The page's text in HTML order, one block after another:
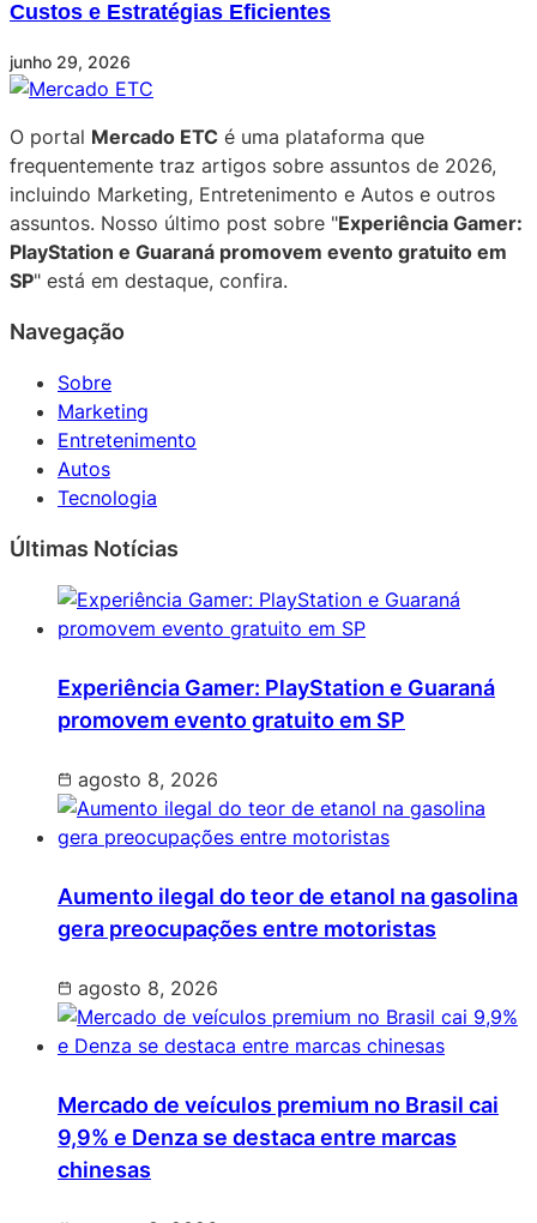
Custos e Estratégias Eficientes
junho 29, 2026
O portal Mercado ETC é uma plataforma que
frequentemente traz artigos sobre assuntos de 2026,
incluindo Marketing, Entretenimento e Autos e outros
assuntos. Nosso último post sobre "Experiência Gamer:
PlayStation e Guaraná promovem evento gratuito em
SP" está em destaque, confira.
Navegação
Sobre
Marketing
Entretenimento
Autos
Tecnologia
Últimas Notícias
Experiência Gamer: PlayStation e Guaraná
promovem evento gratuito em SP
agosto 8, 2026
Aumento ilegal do teor de etanol na gasolina
gera preocupações entre motoristas
agosto 8, 2026
Mercado de veículos premium no Brasil cai
9,9% e Denza se destaca entre marcas
chinesas